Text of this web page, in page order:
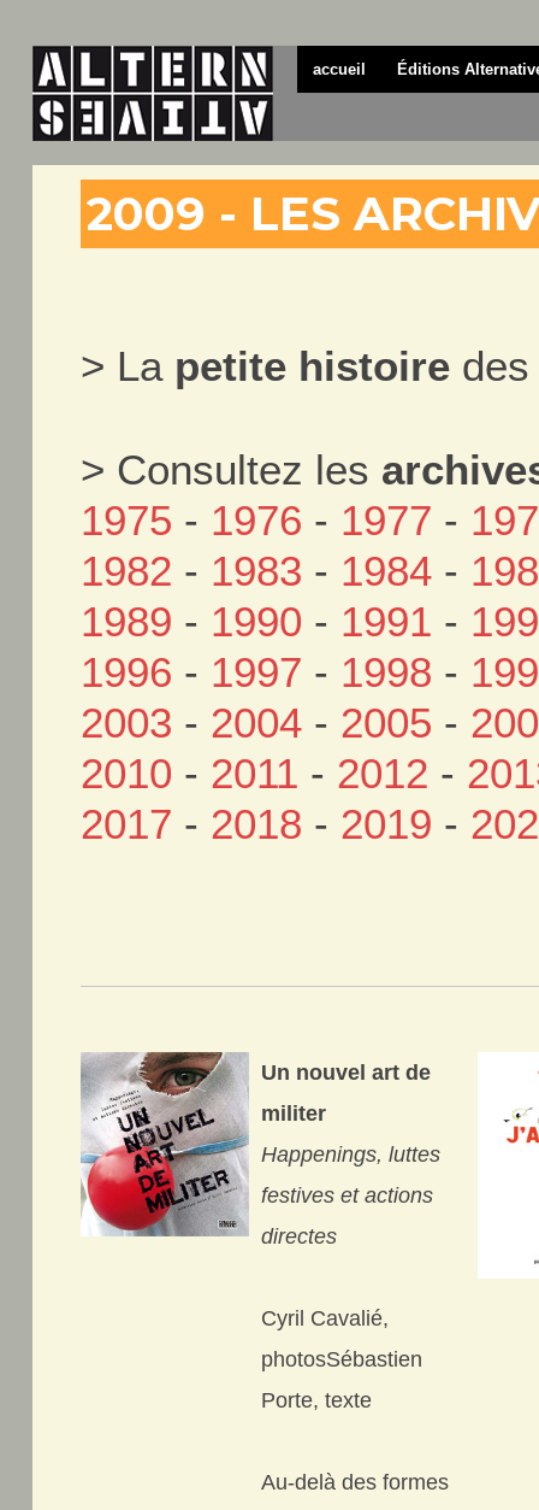
accueil Éditions
2009 - LES
> La petite histoire
> Consultez les
1975 - 1976 - 1977 -
1982 - 1983 - 1984 -
1989 - 1990 - 1991 -
1996 - 1997 - 1998 -
2003 - 2004 - 2005 -
2010 - 2011 - 2012 -
2017 - 2018 - 2019 -
Un nouvel art de
militer
Happenings, luttes
festives et actions
directes
Cyril Cavalié,
photosSébastien
Porte, texte
Au-delà des formes